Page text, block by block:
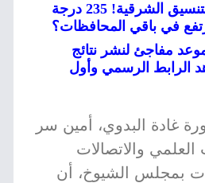
عاجل: أرقام صادمة لتنسيق الشرقية! 235 درجة
في باقي المحافظات؟
مفاجئ لنشر نتائج
2026… شاهد الرابط الرسمي وأول
غادة البدوي، أمين سر
العلمي والاتصالات
بمجلس الشيوخ، أن